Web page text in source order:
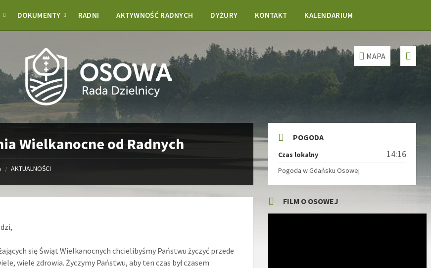
DOKUMENTY RADNI AKTYWNOŚĆ RADNYCH DYŻURY KONTAKT KALENDARIUM
MAPA
Wielkanocne od Radnych
/ AKTUALNOŚCI
się Świąt Wielkanocnych chcielibyśmy Państwu życzyć przede
wiele zdrowia. Życzymy Państwu, aby ten czas był czasem
POGODA
Czas lokalny 14:16
Pogoda w Gdańsku Osowej
FILM O OSOWEJ